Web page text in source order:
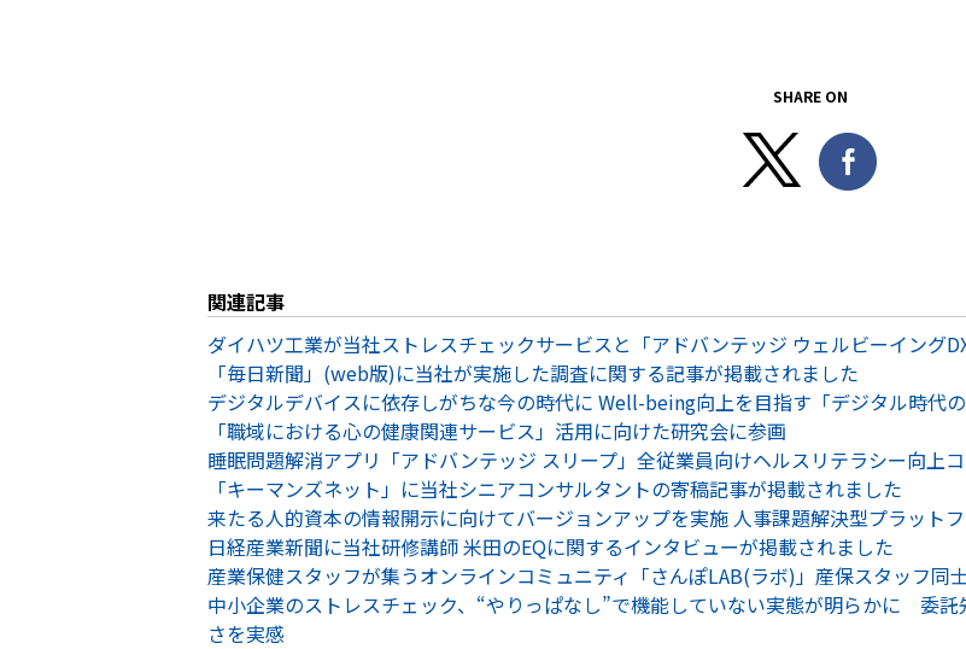
SHARE ON
関連記事
ダイハツ工業が当社ストレスチェックサービスと「アドバンテッジ ウェルビーイング
「毎日新聞」(web版)に当社が実施した調査に関する記事が掲載されました
デジタルデバイスに依存しがちな今の時代に Well-being向上を目指す「デジタル時代
「職域における心の健康関連サービス」活用に向けた研究会に参画
睡眠問題解消アプリ「アドバンテッジ スリープ」全従業員向けヘルスリテラシー向上
「キーマンズネット」に当社シニアコンサルタントの寄稿記事が掲載されました
来たる人的資本の情報開示に向けてバージョンアップを実施 人事課題解決型プラット
日経産業新聞に当社研修講師 米田のEQに関するインタビューが掲載されました
産業保健スタッフが集うオンラインコミュニティ「さんぽLAB(ラボ)」産保スタッフ同
中小企業のストレスチェック、“やりっぱなし”で機能していない実態が明らかに 委託
さを実感